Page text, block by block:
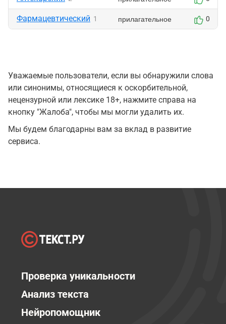
Фармацевтический 1 прилагательное 0
Уважаемые пользователи, если вы обнаружили слова
или синонимы, относящиеся к оскорбительной,
нецензурной или лексике 18+, нажмите справа на
кнопку "Жалоба", чтобы мы могли удалить их.
Мы будем благодарны вам за вклад в развитие
сервиса.
Проверка уникальности
Анализ текста
Нейропомощник